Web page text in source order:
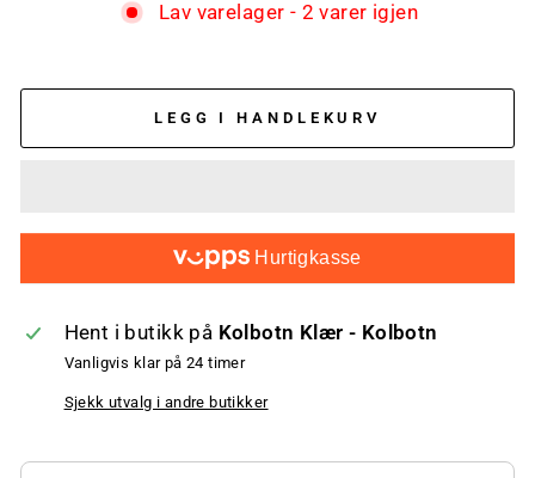
Lav varelager - 2 varer igjen
LEGG I HANDLEKURV
Hurtigkasse
Hent i butikk på Kolbotn Klær - Kolbotn
Vanligvis klar på 24 timer
Sjekk utvalg i andre butikker